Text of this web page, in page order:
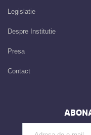
Legislatie
Despre Institutie
Presa
Contact